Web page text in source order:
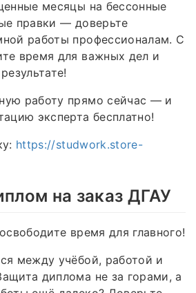
месяцы на бессонные
правки — доверьте
работы профессионалам. С
время для важных дел и
работу прямо сейчас — и
эксперта бесплатно!
https://studwork.store-
на заказ ДГАУ
время для главного!
между учёбой, работой и
диплома не за горами, а